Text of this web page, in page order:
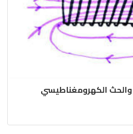
الكهرومغناطيسي